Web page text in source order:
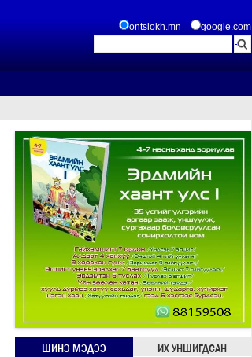
ontslokh.mn google.com
ШИНЭ МЭДЭЭ ИХ УНШИГДСАН